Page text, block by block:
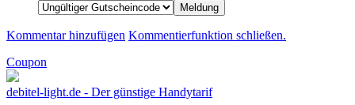
Kommentar hinzufügen Kommentierfunktion schließen.
Coupon
debitel-light.de - Der günstige Handytarif